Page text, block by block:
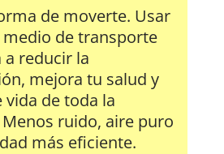
de moverte. Usar
de transporte
a reducir la
mejora tu salud y
vida de toda la
ruido, aire puro
más eficiente.